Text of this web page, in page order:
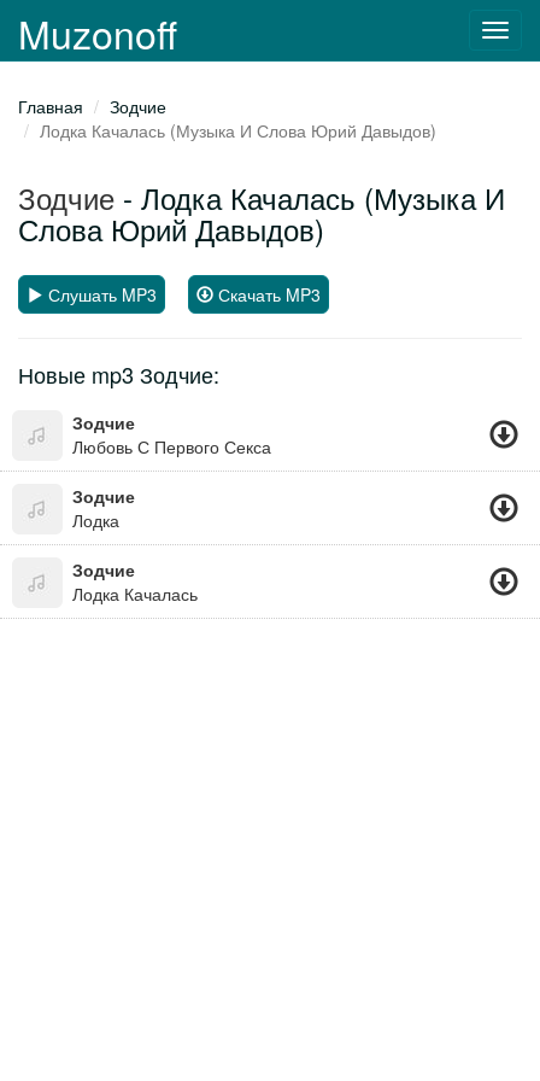
Muzonoff
Главная
Зодчие
Лодка Качалась (Музыка И Слова Юрий Давыдов)
Зодчие - Лодка Качалась (Музыка И
Слова Юрий Давыдов)
Слушать MP3 Скачать MP3
Новые mp3 Зодчие:
Зодчие
Любовь С Первого Секса
Зодчие
Лодка
Зодчие
Лодка Качалась